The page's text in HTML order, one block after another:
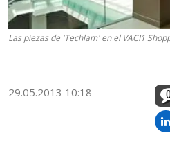
Las piezas de 'Techlam' en el VACI1
29.05.2013 10:18 0